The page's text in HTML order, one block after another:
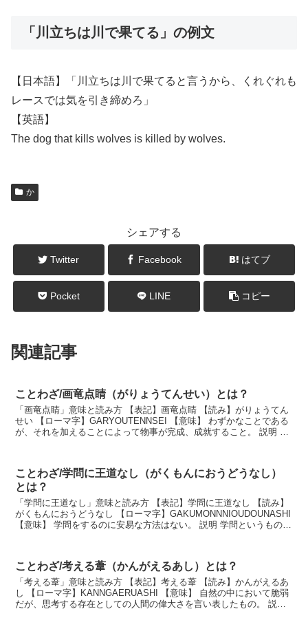
「川立ちは川で果てる」の例文
【日本語】「川立ちは川で果てると言うから、くれぐれも
レースでは気を引き締めろ」
【英語】
The dog that kills wolves is killed by wolves.
か
シェアする
Twitter Facebook はてブ
Pocket LINE コピー
関連記事
ことわざ/画竜点睛（がりょうてんせい）とは？
「画竜点睛」意味と読み方 【表記】画竜点睛 【読み】がりょうてん
せい 【ローマ字】GARYOUTENNSEI 【意味】 わずかなことである
が、それを加えることによって物事が完成、成就すること。 説明 多
ことわざ/学問に王道なし（がくもんにおうどうなし）
とは？
「学問に王道なし」意味と読み方 【表記】学問に王道なし 【読み】
がくもんにおうどうなし 【ローマ字】GAKUMONNNIOUDOUNASHI
【意味】 学問をするのに安易な方法はない。 説明 学問というもの
ことわざ/考える葦（かんがえるあし）とは？
「考える葦」意味と読み方 【表記】考える葦 【読み】かんがえるあ
し 【ローマ字】KANNGAERUASHI 【意味】 自然の中において脆弱
だが、思考する存在としての人間の偉大さを言い表したもの。 説明